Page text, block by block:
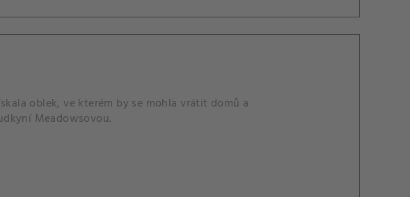
oblek, ve kterém by se mohla vrátit domů a
Meadowsovou.